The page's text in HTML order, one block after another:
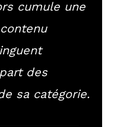
cumule une
des
sa catégorie.